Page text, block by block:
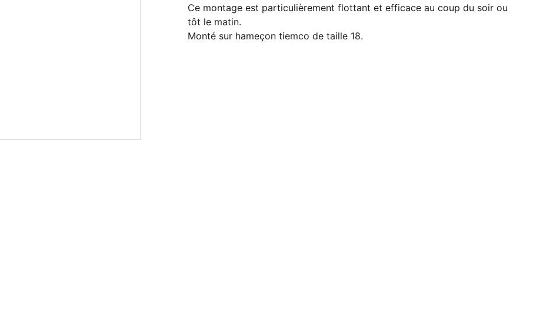
Ce montage est particulièrement flottant et efficace au coup du soir ou
tôt le matin.
Monté sur hameçon tiemco de taille 18.